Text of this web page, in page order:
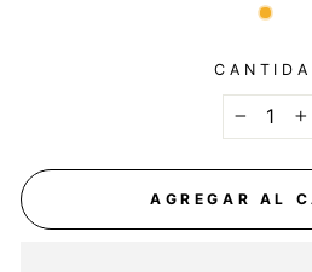
AGREGAR AL